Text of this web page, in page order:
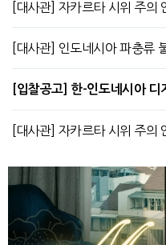
[대사관] 자카르타 시위 주의
[대사관] 인도네시아 파충류
[입찰공고] 한-인도네시아 디
[대사관] 자카르타 시위 주의